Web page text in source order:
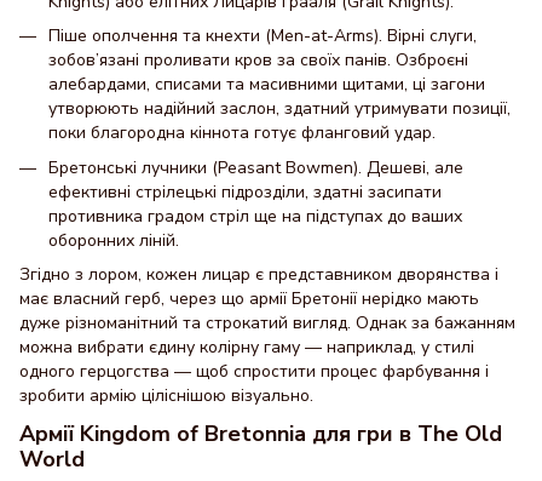
Піше ополчення та кнехти (Men-at-Arms). Вірні слуги,
зобов’язані проливати кров за своїх панів. Озброєні
алебардами, списами та масивними щитами, ці загони
утворюють надійний заслон, здатний утримувати позиції,
поки благородна кіннота готує фланговий удар.
Бретонські лучники (Peasant Bowmen). Дешеві, але
ефективні стрілецькі підрозділи, здатні засипати
противника градом стріл ще на підступах до ваших
оборонних ліній.
Згідно з лором, кожен лицар є представником дворянства і
має власний герб, через що армії Бретонії нерідко мають
дуже різноманітний та строкатий вигляд. Однак за бажанням
можна вибрати єдину колірну гаму — наприклад, у стилі
одного герцогства — щоб спростити процес фарбування і
зробити армію ціліснішою візуально.
Армії Kingdom of Bretonnia для гри в The Old
World